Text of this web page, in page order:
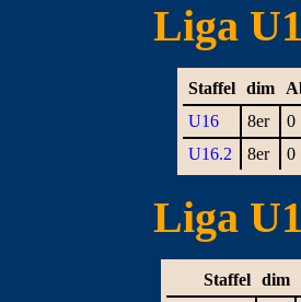
Liga
Staffel dim
U16
8er
0
U16.2
8er 0
Liga
Staffel dim